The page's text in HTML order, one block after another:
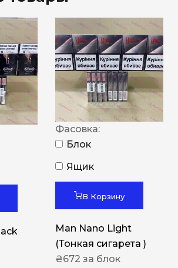
Фасовка:
Блок
Ящик
В Корзину
Man Nano Light
(Тонкая сигарета )
₴672 за блок